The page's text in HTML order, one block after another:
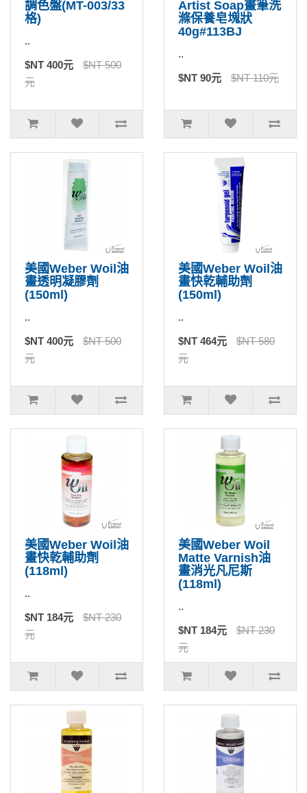
調色盤(MT-003/33
格)
..
$NT 400元
$NT 500
元
Artist Soap畫筆洗
滌保養皂塊狀
40g#113BJ
..
$NT 90元 $NT 110元
美國Weber Woil油
畫透明凝膠劑
(150ml)
..
$NT 400元
$NT 500
元
美國Weber Woil油
畫快乾輔助劑
(150ml)
..
$NT 464元
$NT 580
元
美國Weber Woil油
畫快乾輔助劑
(118ml)
..
$NT 184元
$NT 230
元
美國Weber Woil
Matte Varnish油
畫消光凡尼斯
(118ml)
..
$NT 184元
$NT 230
元